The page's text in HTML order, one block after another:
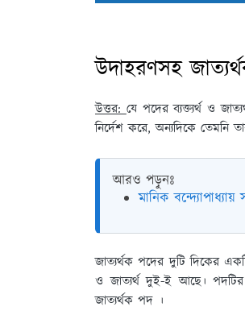
উদাহরণসহ
উত্তর:যে পদের ব্যক্ত্যর্থ ও
নির্দেশ করে, অন্যদিকে তেমনি
আরও পড়ুনঃ
মানিক বন্দ্যোপাধ্যায়
জাত্যর্থক পদের দুটি দিকের
ও জাত্যর্থ দুই-ই আছে। পদটির
জাত্যর্থক পদ ।